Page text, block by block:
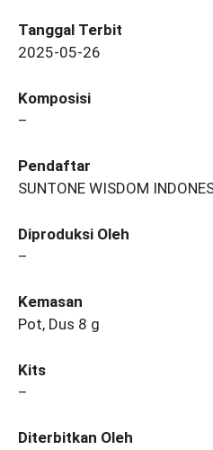
Tanggal Terbit
2025-05-26
Komposisi
–
Pendaftar
SUNTONE WISDOM
Diproduksi Oleh
–
Kemasan
Pot, Dus 8 g
Kits
–
Diterbitkan Oleh